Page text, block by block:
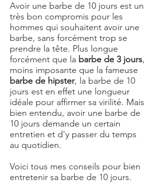
Avoir une barbe de 10 jours est un
très bon compromis pour les
hommes qui souhaitent avoir une
barbe, sans forcément trop se
prendre la tête. Plus longue
forcément que la barbe de 3 jours,
moins imposante que la fameuse
barbe de hipster, la barbe de 10
jours est en effet une longueur
idéale pour affirmer sa virilité. Mais
bien entendu, avoir une barbe de
10 jours demande un certain
entretien et d'y passer du temps
au quotidien.
Voici tous mes conseils pour bien
entretenir sa barbe de 10 jours.